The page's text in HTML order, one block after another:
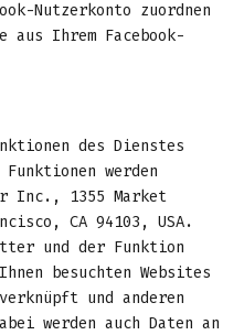
Nutzerkonto zuordnen
Ihrem Facebook-
des Dienstes
werden
Inc., 1355 Market
CA 94103, USA.
und der Funktion
besuchten Websites
und anderen
werden auch Daten an